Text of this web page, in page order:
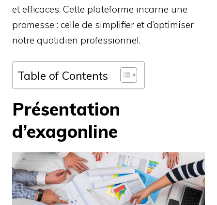
et efficaces. Cette plateforme incarne une
promesse : celle de simplifier et d’optimiser
notre quotidien professionnel.
Table of Contents
Présentation
d’exagonline